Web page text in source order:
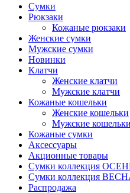
Сумки
Рюкзаки
Кожаные рюкзаки
Женские сумки
Мужские сумки
Новинки
Клатчи
Женские клатчи
Мужские клатчи
Кожаные кошельки
Женские кошельки
Мужские кошельки
Кожаные сумки
Аксессуары
Акционные товары
Сумки коллекция
Сумки коллекция
Распродажа